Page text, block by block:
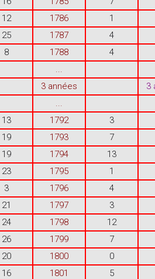
12 1786
1
25 1787
4
8 1788
4
3 années
3
13 1792
3
19 1793
7
19 1794
13
23 1795
1
3 1796
4
21 1797
3
24 1798
12
26 1799
7
20 1800
0
16 1801
5